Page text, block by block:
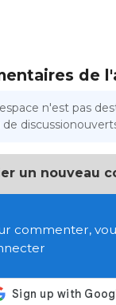
de
n'est pas
de
un nouveau
commenter,